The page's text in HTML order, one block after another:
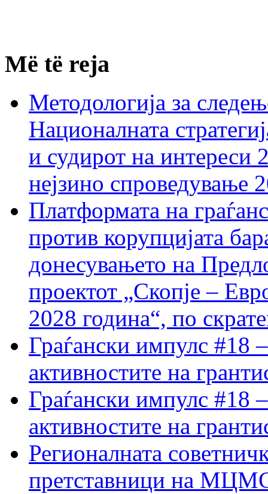
Më të reja
Методологија за
Националната
и судирот на интереси
нејзино спроведување
Платформата на
против корупцијата
донесувањето на
проектот „Скопје –
2028 година“, по
Граѓански импулс #18
активностите на
Граѓански импулс #18
активностите на
Регионалната
претставници на МЦМС